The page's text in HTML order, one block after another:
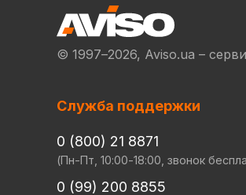
© 1997–2026, Aviso.ua –
Служба поддержки
0 (800) 21 8871
(Пн-Пт, 10:00-18:00, звонок
0 (99) 200 8855